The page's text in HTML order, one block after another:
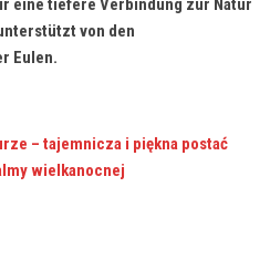
eine tiefere Verbindung‍ zur⁤ Natur
von den
Eulen.
– tajemnicza i piękna postać
wielkanocnej